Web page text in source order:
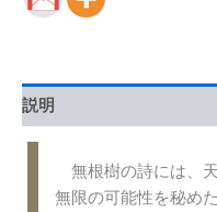
説明
無根樹の詩には、
無限の可能性を秘め